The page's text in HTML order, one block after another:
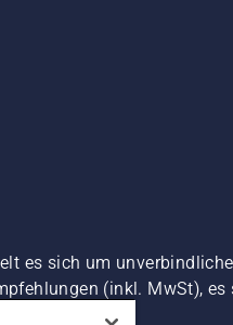
es sich um
(inkl. MwSt),